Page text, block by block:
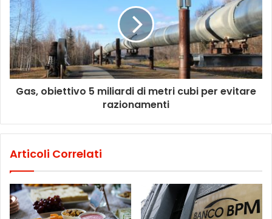
Gas, obiettivo 5 miliardi di metri cubi per evitare
razionamenti
Articoli Correlati